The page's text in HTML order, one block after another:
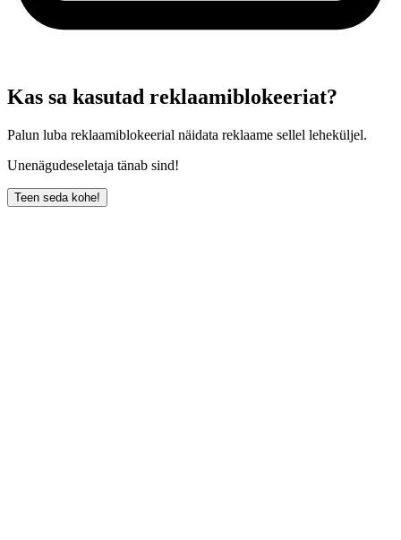
Kas sa kasutad reklaamiblokeeriat?
Palun luba reklaamiblokeerial näidata reklaame sellel leheküljel.
Unenägudeseletaja tänab sind!
Teen seda kohe!